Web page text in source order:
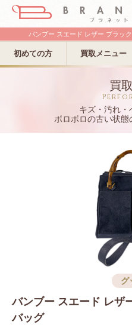
初めての方 買取メニュー
バンブー スエード レザー ブラッ
買
キズ・汚れ・
ボロボロの古い状
グ
バンブー スエード レザ
バッグ